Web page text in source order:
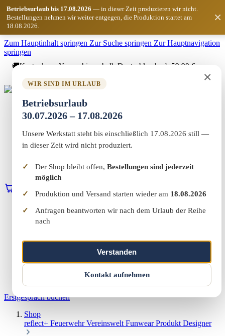
Zum Hauptinhalt springen Zur Suche springen Zur Hauptnavigation
springen
Betriebsurlaub bis 17.08.2026 — in dieser Zeit produzieren wir nicht.
Bestellungen nehmen wir weiter entgegen, die Produktion startet am
18.08.2026.
×
×
WIR SIND IM URLAUB
Betriebsurlaub
30.07.2026 – 17.08.2026
Unsere Werkstatt steht bis einschließlich 17.08.2026 still —
in dieser Zeit wird nicht produziert.
Der Shop bleibt offen, Bestellungen sind jederzeit
möglich
Produktion und Versand starten wieder am 18.08.2026
Anfragen beantworten wir nach dem Urlaub der Reihe
nach
Verstanden
Kontakt aufnehmen
🚚Kostenloser Versand innerhalb Deutschlands ab 59,90 €
Marketing-MV
Home
Shop
Vereinswelt
Reflect+
Kontakt
Warenkorb Erstgespräch buchen
Home
Marketing & Web
Reflect+
Über uns
Erstgespräch buchen
Shop
reflect+ FeuerwehrVereinswelt FunwearProdukt Designer